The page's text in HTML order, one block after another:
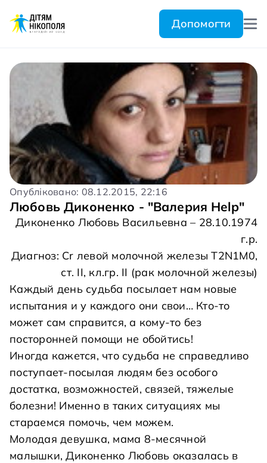
Допомогти
Опубліковано: 08.12.2015, 22:16
Любовь Диконенко - "Валерия Help"
Диконенко Любовь Васильевна – 28.10.1974
г.р.
Диагноз: Cr левой молочной железы T2N1M0,
ст. II, кл.гр. II (рак молочной железы)
Каждый день судьба посылает нам новые
испытания и у каждого они свои… Кто-то
может сам справится, а кому-то без
посторонней помощи не обойтись!
Иногда кажется, что судьба не справедливо
поступает-посылая людям без особого
достатка, возможностей, связей, тяжелые
болезни! Именно в таких ситуациях мы
стараемся помочь, чем можем.
Молодая девушка, мама 8-месячной
малышки, Диконенко Любовь оказалась в